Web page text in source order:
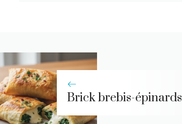
Brick brebis-épinards